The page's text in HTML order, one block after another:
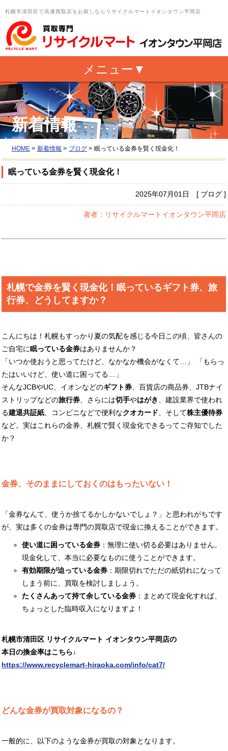
札幌市清田区で高価買取店をお探しならリサイクルマートイオンタウン平岡店
新着情報
HOME > 新着情報 > ブログ > 眠っている金券を賢く現金化！
眠っている金券を賢く現金化！
2025年07月01日 [ ブログ ]
著者：リサイクルマートイオンタウン平岡店
札幌で金券を賢く現金化！眠っているギフト券、旅
行券、どうしてますか？
こんにちは！札幌もすっかり夏の気配を感じる今日この頃、皆さんの
ご自宅に眠っている金券はありませんか？
「いつか使おうと思ってたけど、なかなか機会がなくて…」 「もらっ
たはいいけど、使い道に困ってる…」
そんなJCBやUC、イオンなどのギフト券 、百貨店の商品券、JTBナイ
ストリップなどの旅行券 、さらには切手やはがき
、建設業界で使われ
る建退共証紙 、コンビニなどで便利なクオカード 、そして株主優待券
など。実はこれらの金券、札幌で賢く現金化できるってご存知でした
か？
金券、そのままにしておくのはもったいない！
「金券なんて、使うか捨てるかしかないでしょ？」と思われがちです
が、実は多くの金券は専門の買取店で現金に換えることができます。
使い道に困っている金券 ：無理に使い切る必要はありません。
現金化して、本当に必要なものに使うことができます。
有効期限が迫っている金券 ：期限切れでただの紙切れになって
しまう前に、買取を検討しましょう。
たくさんあって持て余している金券 ：まとめて現金化すれば、
ちょっとした臨時収入になりますよ！
札幌市清田区 リサイクルマート イオンタウン平岡店の
本日の換金率はこちら↓
https://www.recyclemart-hiraoka.com/info/cat7/
どんな金券が買取対象になるの？
一般的に、以下のような金券が買取の対象となります。